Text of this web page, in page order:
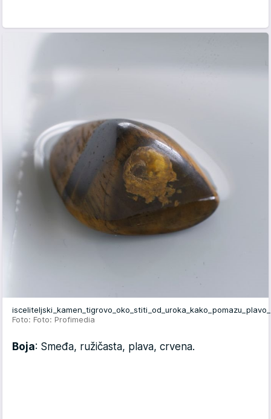
Foto: Foto: Profimedia
Boja: Smeđa, ružičasta, plava, crvena.